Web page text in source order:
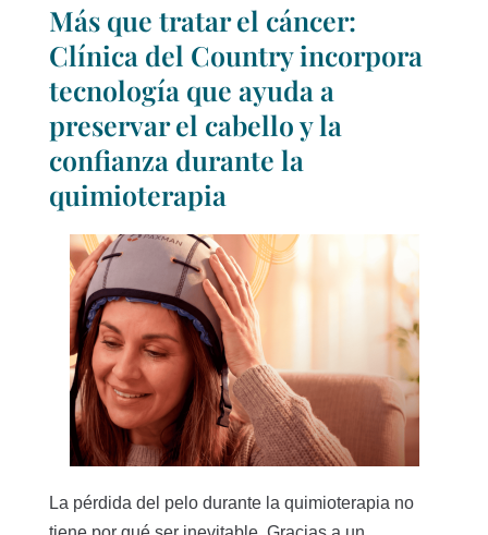
Más que tratar el cáncer:
Clínica del Country incorpora
tecnología que ayuda a
preservar el cabello y la
confianza durante la
quimioterapia
La pérdida del pelo durante la quimioterapia no